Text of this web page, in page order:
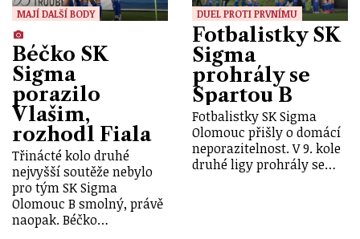
MAJÍ DALŠÍ BODY
Béčko SK
Sigma
porazilo
Vlašim,
rozhodl Fiala
Třinácté kolo druhé
nejvyšší soutěže nebylo
pro tým SK Sigma
Olomouc B smolný, právě
naopak. Béčko…
DUEL PROTI PRVNÍMU
Fotbalistky SK
Sigma
prohrály se
Spartou B
Fotbalistky SK Sigma
Olomouc přišly o domácí
neporazitelnost. V 9. kole
druhé ligy prohrály se…